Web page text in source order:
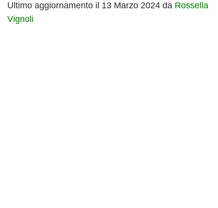
Ultimo aggiornamento il 13 Marzo 2024 da Rossella
Vignoli